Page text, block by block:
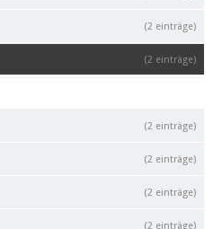
(2 einträge)
(2 einträge)
(2 einträge)
(2 einträge)
(2 einträge)
(2 einträge)